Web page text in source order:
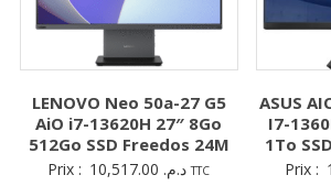
LENOVO Neo 50a-27 G5
AiO i7-13620H 27″ 8Go
512Go SSD Freedos 24M
Prix : د.م. TTC
ASUS
I7-
1To
Prix :